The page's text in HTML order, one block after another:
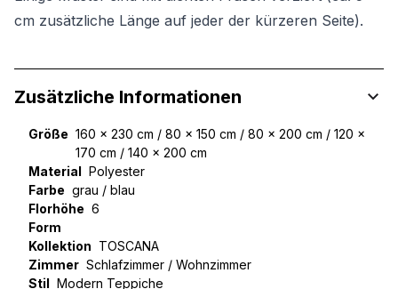
cm zusätzliche Länge auf jeder der kürzeren Seite).
Zusätzliche Informationen
Größe 160 x 230 cm / 80 x 150 cm / 80 x 200 cm / 120 x
170 cm / 140 x 200 cm
Material Polyester
Farbe grau / blau
Florhöhe 6
Form
Kollektion TOSCANA
Zimmer Schlafzimmer / Wohnzimmer
Stil Modern Teppiche